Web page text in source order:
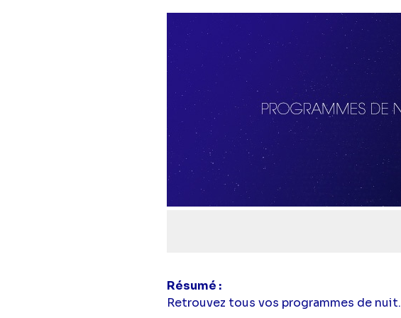
Résumé
Retrouvez tous vos programmes de nuit.